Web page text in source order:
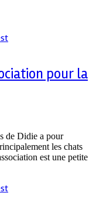
pour la
de Didie a pour
les chats
est une petite